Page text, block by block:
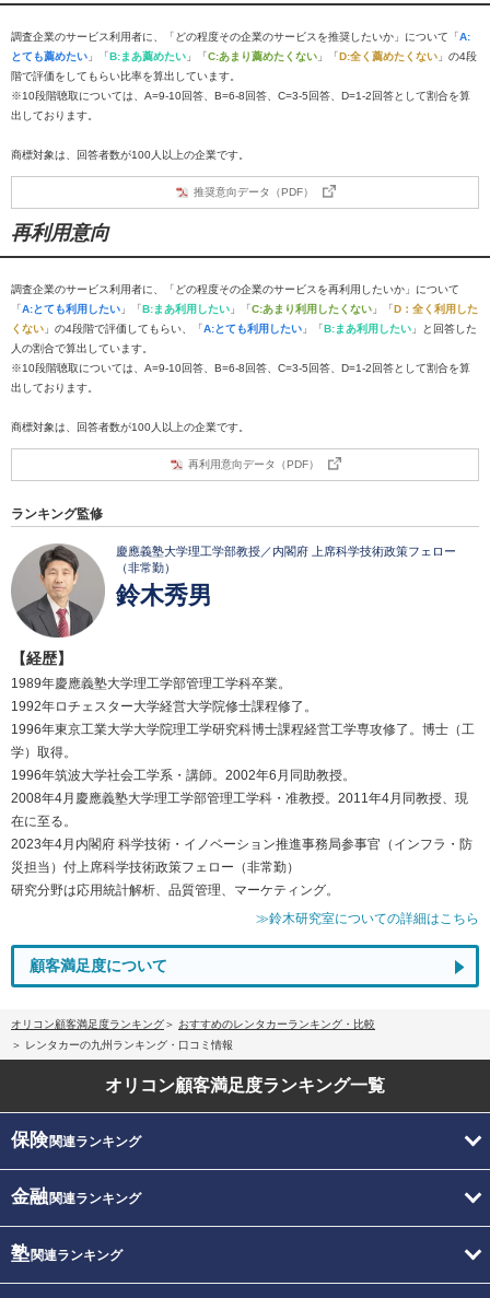
調査企業のサービス利用者に、「どの程度その企業のサービスを推奨したいか」について「A:
とても薦めたい 」「B:まあ薦めたい 」「C:あまり薦めたくない 」「D:全く薦めたくない 」の4段
階で評価をしてもらい比率を算出しています。
※10段階聴取については、A=9-10回答、B=6-8回答、C=3-5回答、D=1-2回答として割合を算
出しております。
商標対象は、回答者数が100人以上の企業です。
推奨意向データ（PDF）
再利用意向
調査企業のサービス利用者に、「どの程度その企業のサービスを再利用したいか」について
「A:とても利用したい 」「B:まあ利用したい 」「C:あまり利用したくない 」「D：全く利用した
くない 」の4段階で評価してもらい、「A:とても利用したい 」「B:まあ利用したい 」と回答した
人の割合で算出しています。
※10段階聴取については、A=9-10回答、B=6-8回答、C=3-5回答、D=1-2回答として割合を算
出しております。
商標対象は、回答者数が100人以上の企業です。
再利用意向データ（PDF）
ランキング監修
慶應義塾大学理工学部教授／内閣府 上席科学技術政策フェロー
（非常勤）
鈴木秀男
【経歴】
1989年慶應義塾大学理工学部管理工学科卒業。
1992年ロチェスター大学経営大学院修士課程修了。
1996年東京工業大学大学院理工学研究科博士課程経営工学専攻修了。博士（工
学）取得。
1996年筑波大学社会工学系・講師。2002年6月同助教授。
2008年4月慶應義塾大学理工学部管理工学科・准教授。2011年4月同教授、現
在に至る。
2023年4月内閣府 科学技術・イノベーション推進事務局参事官（インフラ・防
災担当）付上席科学技術政策フェロー（非常勤）
研究分野は応用統計解析、品質管理、マーケティング。
≫鈴木研究室についての詳細はこちら
顧客満足度について
オリコン顧客満足度ランキング
おすすめのレンタカーランキング・比較
レンタカーの九州ランキング・口コミ情報
オリコン顧客満足度ランキング一覧
保険関連ランキング
金融関連ランキング
塾関連ランキング